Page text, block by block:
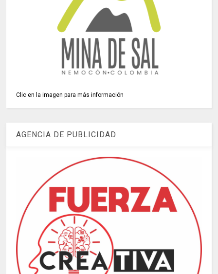
Clic en la imagen para más información
AGENCIA DE PUBLICIDAD